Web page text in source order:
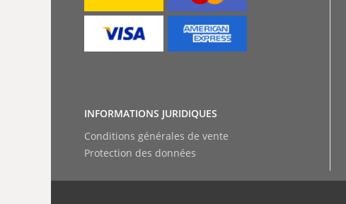
Protection des données
Conditions générales de vente
INFORMATIONS JURIDIQUES